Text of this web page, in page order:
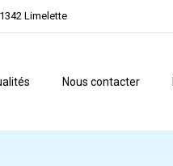
Limelette
Nous contacter